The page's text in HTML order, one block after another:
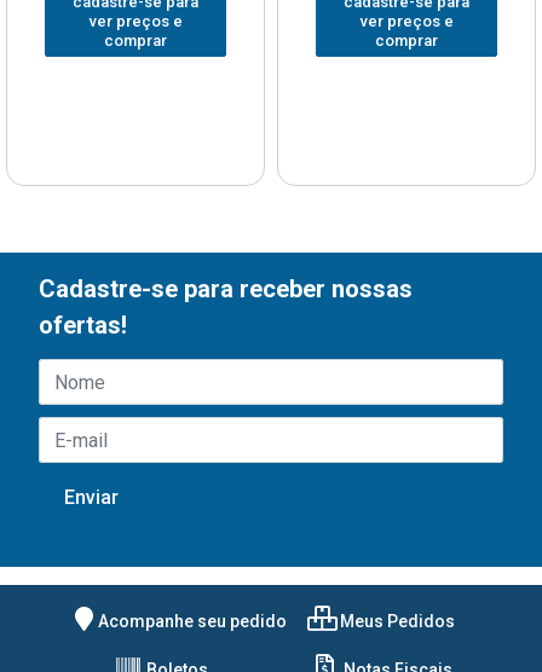
ver preços e
comprar
ver preços e
comprar
Cadastre-se para receber nossas
ofertas!
Acompanhe seu pedido Meus Pedidos